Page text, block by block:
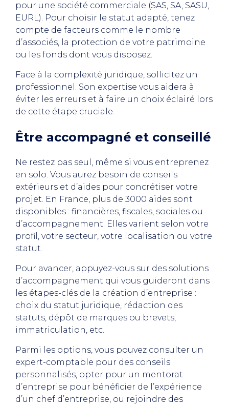
pour une société commerciale (SAS, SA, SASU,
EURL). Pour choisir le statut adapté, tenez
compte de facteurs comme le nombre
d’associés, la protection de votre patrimoine
ou les fonds dont vous disposez.
Face à la complexité juridique, sollicitez un
professionnel. Son expertise vous aidera à
éviter les erreurs et à faire un choix éclairé lors
de cette étape cruciale.
Être accompagné et conseillé
Ne restez pas seul, même si vous entreprenez
en solo. Vous aurez besoin de conseils
extérieurs et d’aides pour concrétiser votre
projet. En France, plus de 3000 aides sont
disponibles : financières, fiscales, sociales ou
d’accompagnement. Elles varient selon votre
profil, votre secteur, votre localisation ou votre
statut.
Pour avancer, appuyez-vous sur des solutions
d’accompagnement qui vous guideront dans
les étapes-clés de la création d’entreprise :
choix du statut juridique, rédaction des
statuts, dépôt de marques ou brevets,
immatriculation, etc.
Parmi les options, vous pouvez consulter un
expert-comptable pour des conseils
personnalisés, opter pour un mentorat
d’entreprise pour bénéficier de l’expérience
d’un chef d’entreprise, ou rejoindre des